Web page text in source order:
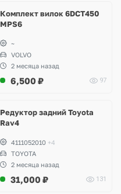
Комплект вилок 6DCT450
MPS6
~
VOLVO
2 месяца назад
6,500 ₽ 97
Редуктор задний Toyota
Rav4
4111052010 +4
TOYOTA
2 месяца назад
31,000 ₽ 131